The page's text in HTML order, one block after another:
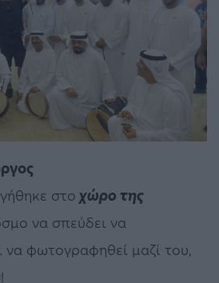
στο χώρο της
να σπεύδει να
να φωτογραφηθεί μαζί του,